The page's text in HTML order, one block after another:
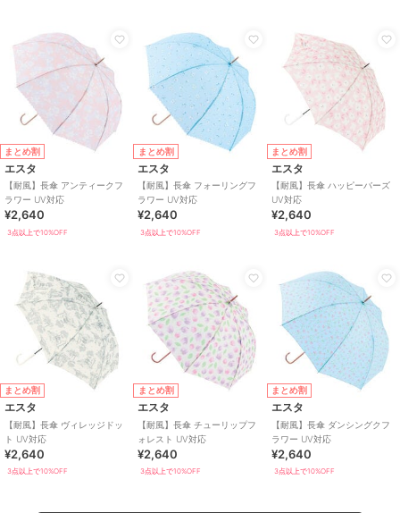
まとめ割
エスタ
【耐風】長傘 アンティークフ
ラワー UV対応
¥2,640
3点以上で10%OFF
まとめ割
エスタ
【耐風】長傘 フォーリングフ
ラワー UV対応
¥2,640
3点以上で10%OFF
まとめ割
エスタ
【耐風】長傘 ハッピーバーズ
UV対応
¥2,640
3点以上で10%OFF
まとめ割
エスタ
【耐風】長傘 ヴィレッジドッ
ト UV対応
¥2,640
3点以上で10%OFF
まとめ割
エスタ
【耐風】長傘 チューリップフ
ォレスト UV対応
¥2,640
3点以上で10%OFF
まとめ割
エスタ
【耐風】長傘 ダンシングクフ
ラワー UV対応
¥2,640
3点以上で10%OFF